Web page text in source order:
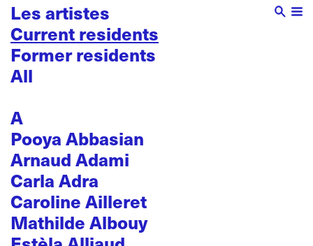
Les artistes
Current residents
Former residents
All
A
Pooya Abbasian
Arnaud Adami
Carla Adra
Caroline Ailleret
Mathilde Albouy